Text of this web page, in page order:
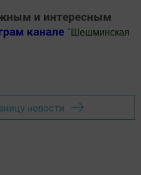
и интересным
канале " Шешминская
новости